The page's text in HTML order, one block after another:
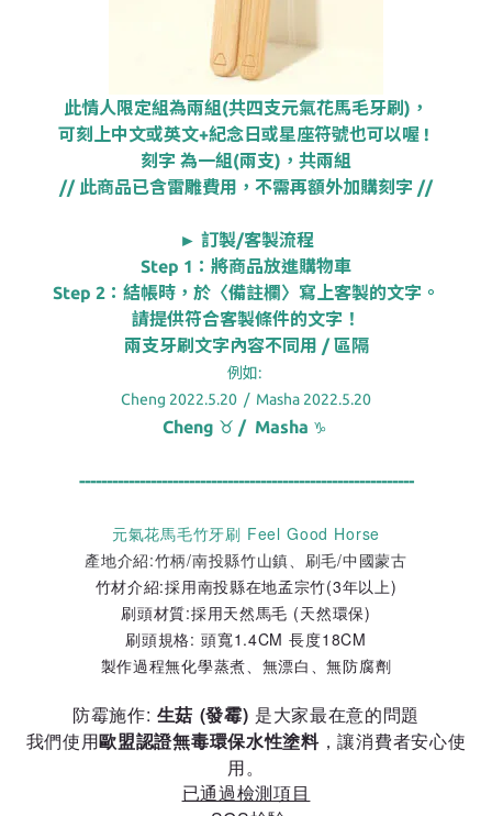
此情人限定組為兩組(共四支元氣花馬毛牙刷)，
可刻上中文或英文+紀念日或星座符號也可以喔 !
刻字 為一組(兩支)，共兩組
// 此商品已含雷雕費用，不需再額外加購刻字 //
► 訂製/客製流程
Step 1：將商品放進購物車
Step 2：結帳時，於〈備註欄〉寫上客製的文字。
請提供符合客製條件的文字！
兩支牙刷文字內容不同用 / 區隔
例如:
Cheng 2022.5.20 / Masha 2022.5.20
Cheng ♉ / Masha ♑
-------------------------------------------------------------
元氣花馬毛竹牙刷 Feel Good Horse
產地介紹:竹柄/南投縣竹山鎮、刷毛/中國蒙古
竹材介紹:採用南投縣在地孟宗竹(3年以上)
刷頭材質:採用天然馬毛 (天然環保)
刷頭規格: 頭寬1.4CM 長度18CM
製作過程無化學蒸煮、無漂白、無防腐劑
防霉施作: 生菇 (發霉) 是大家最在意的問題
我們使用歐盟認證無毒環保水性塗料，讓消費者安心使
用。
已通過檢測項目